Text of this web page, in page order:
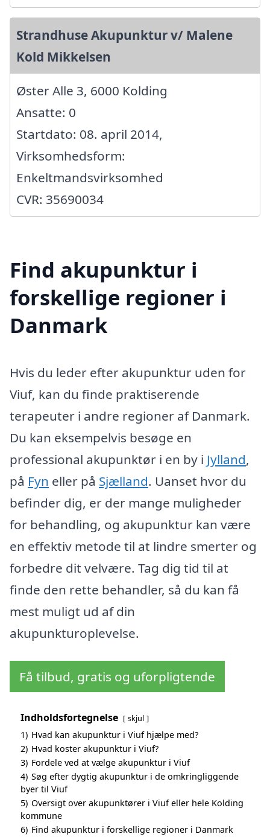
Strandhuse Akupunktur v/ Malene
Kold Mikkelsen
Øster Alle 3, 6000 Kolding
Ansatte: 0
Startdato: 08. april 2014,
Virksomhedsform:
Enkeltmandsvirksomhed
CVR: 35690034
Find akupunktur i
forskellige regioner i
Danmark
Hvis du leder efter akupunktur uden for
Viuf, kan du finde praktiserende
terapeuter i andre regioner af Danmark.
Du kan eksempelvis besøge en
professional akupunktør i en by i Jylland,
på Fyn eller på Sjælland. Uanset hvor du
befinder dig, er der mange muligheder
for behandling, og akupunktur kan være
en effektiv metode til at lindre smerter og
forbedre dit velvære. Tag dig tid til at
finde den rette behandler, så du kan få
mest muligt ud af din
akupunkturoplevelse.
Få tilbud, gratis og uforpligtende
Indholdsfortegnelse skjul
1) Hvad kan akupunktur i Viuf hjælpe med?
2) Hvad koster akupunktur i Viuf?
3) Fordele ved at vælge akupunktur i Viuf
4) Søg efter dygtig akupunktur i de omkringliggende
byer til Viuf
5) Oversigt over akupunktører i Viuf eller hele Kolding
kommune
6) Find akupunktur i forskellige regioner i Danmark